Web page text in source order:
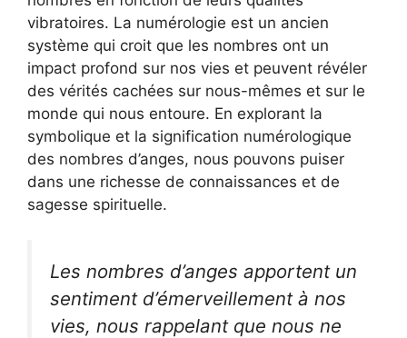
vibratoires. La numérologie est un ancien
système qui croit que les nombres ont un
impact profond sur nos vies et peuvent révéler
des vérités cachées sur nous-mêmes et sur le
monde qui nous entoure. En explorant la
symbolique et la signification numérologique
des nombres d’anges, nous pouvons puiser
dans une richesse de connaissances et de
sagesse spirituelle.
Les nombres d’anges apportent un
sentiment d’émerveillement à nos
vies, nous rappelant que nous ne